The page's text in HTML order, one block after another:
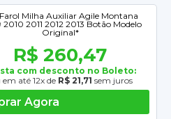
Milha Auxiliar Agile Montana
2011 2012 2013 Botão Modelo
Original*
R$ 260,47
com desconto no Boleto:
em até 12x de R$ 21,71 sem juros
Agora